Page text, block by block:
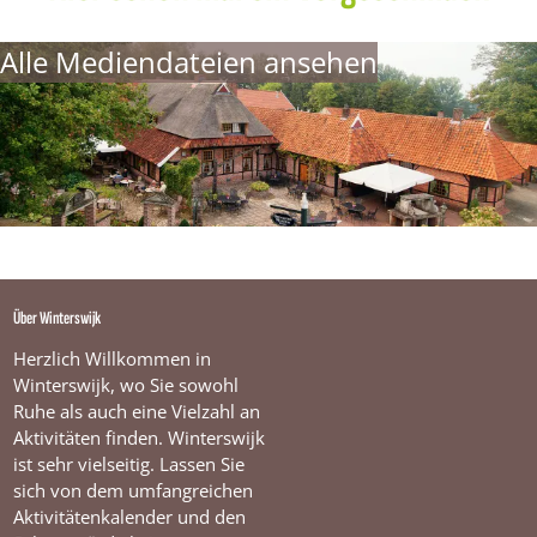
Alle Mediendateien ansehen
Über Winterswijk
Herzlich Willkommen in
Winterswijk, wo Sie sowohl
Ruhe als auch eine Vielzahl an
Aktivitäten finden. Winterswijk
ist sehr vielseitig. Lassen Sie
sich von dem umfangreichen
Aktivitätenkalender und den